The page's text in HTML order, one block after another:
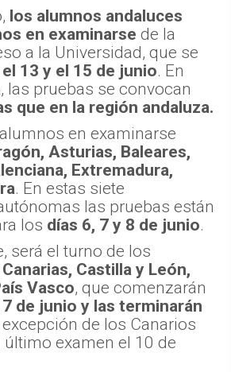
los alumnos andaluces
en examinarse de la
a la Universidad, que se
13 y el 15 de junio. En
, las pruebas se convocan
que en la región andaluza.
en examinarse
Asturias, Baleares,
Extremadura,
. En estas siete
las pruebas están
los días 6, 7 y 8 de junio.
será el turno de los
Canarias, Castilla y León,
Vasco, que comenzarán
7 de junio y las terminarán
excepción de los Canarios
examen el 10 de